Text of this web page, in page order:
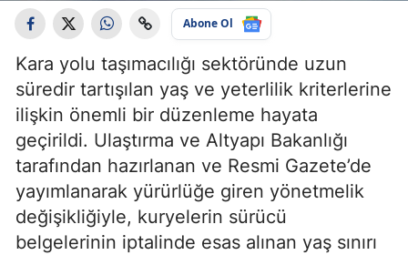
Abone Ol
Kara yolu taşımacılığı sektöründe uzun
süredir tartışılan yaş ve yeterlilik kriterlerine
ilişkin önemli bir düzenleme hayata
geçirildi. Ulaştırma ve Altyapı Bakanlığı
tarafından hazırlanan ve Resmi Gazete’de
yayımlanarak yürürlüğe giren yönetmelik
değişikliğiyle, kuryelerin sürücü
belgelerinin iptalinde esas alınan yaş sınırı